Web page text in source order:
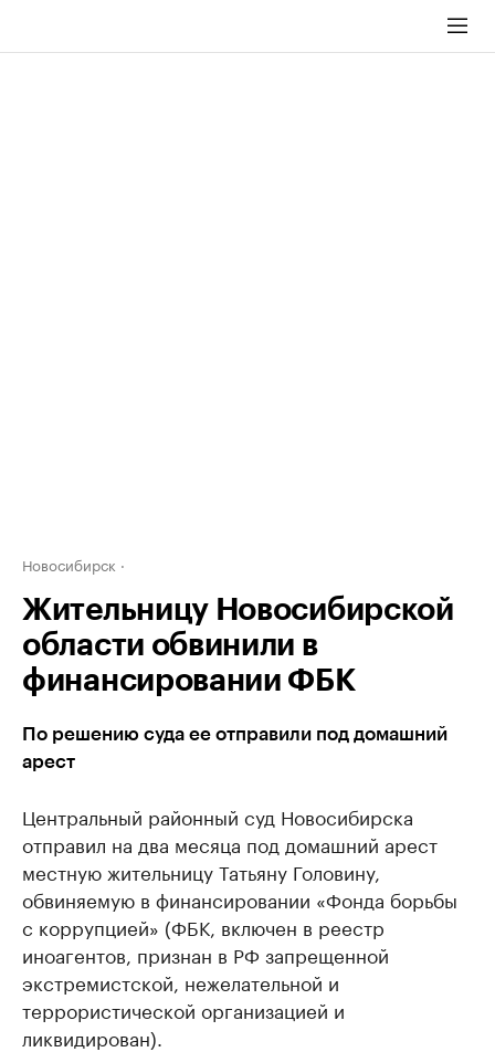
Новосибирск
Жительницу Новосибирской
области обвинили в
финансировании ФБК
По решению суда ее отправили под домашний
арест
Центральный районный суд Новосибирска
отправил на два месяца под домашний арест
местную жительницу Татьяну Головину,
обвиняемую в финансировании «Фонда борьбы
с коррупцией» (ФБК, включен в реестр
иноагентов, признан в РФ запрещенной
экстремистской, нежелательной и
террористической организацией и
ликвидирован).